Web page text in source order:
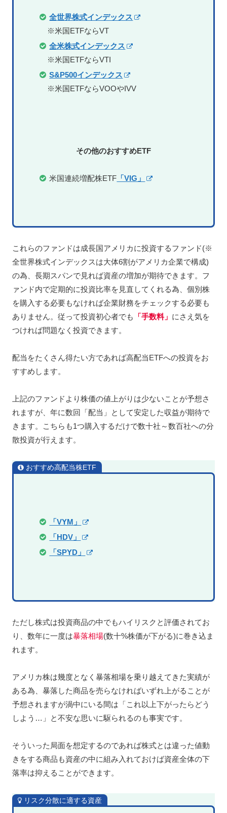
全世界株式インデックス
※米国ETFならVT
全米株式インデックス
※米国ETFならVTI
S&P500インデックス
※米国ETFならVOOやIVV
その他のおすすめETF
米国連続増配株ETF 「VIG」
これらのファンドは成長国アメリカに投資するファンド(※
全世界株式インデックスは大体6割がアメリカ企業で構成)
の為、長期スパンで見れば資産の増加が期待できます。フ
ァンド内で定期的に投資比率を見直してくれる為、個別株
を購入する必要もなければ企業財務をチェックする必要も
ありません。従って投資初心者でも
「手数料」 にさえ気を
つければ問題なく投資できます。
配当をたくさん得たい方であれば高配当ETFへの投資をお
すすめします。
上記のファンドより株価の値上がりは少ないことが予想さ
れますが、年に数回「配当」として安定した収益が期待で
きます。こちらも1つ購入するだけで数十社～数百社への分
散投資が行えます。
おすすめ高配当株ETF
「VYM」
「HDV」
「SPYD」
ただし株式は投資商品の中でもハイリスクと評価されてお
り、数年に一度は暴落相場(数十%株価が下がる)に巻き込ま
れます。
アメリカ株は幾度となく暴落相場を乗り越えてきた実績が
ある為、暴落した商品を売らなければいずれ上がることが
予想されますが渦中にいる間は「これ以上下がったらどう
しよう…」と不安な思いに駆られるのも事実です。
そういった局面を想定するのであれば株式とは違った値動
きをする商品も資産の中に組み入れておけば資産全体の下
落率は抑えることができます。
リスク分散に適する資産